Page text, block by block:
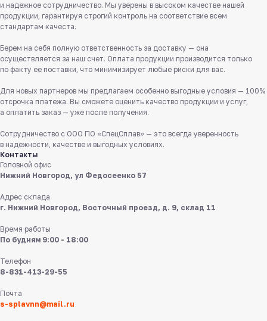
и надежное сотрудничество. Мы уверены в высоком качестве нашей
продукции, гарантируя строгий контроль на соответствие всем
стандартам качеста.
Берем на себя полную ответственность за доставку — она
осуществляется за наш счет. Оплата продукции производится только
по факту ее поставки, что минимизирует любые риски для вас.
Для новых партнеров мы предлагаем особенно выгодные условия — 100%
отсрочка платежа. Вы сможете оценить качество продукции и услуг,
а оплатить заказ — уже после получения.
Сотрудничество с ООО ПО «СпецСплав» — это всегда уверенность
в надежности, качестве и выгодных условиях.
Контакты
Головной офис
Нижний Новгород, ул Федосеенко 57
Адрес склада
г. Нижний Новгород, Восточный проезд, д. 9, склад 11
Время работы
По будням 9:00 - 18:00
Телефон
8-831-413-29-55
Почта
s-splavnn@mail.ru
Заказать звонок
Служба поддержки клиентов
Работаем ежедневно с 8:00 до 18:00
в мессенджерах
8 831 413 29 55
Бесплатно по России
Нижний Новгород,
ул Федосеенко, 57
s-splavnn@mail.ru
8 831 413 29 55